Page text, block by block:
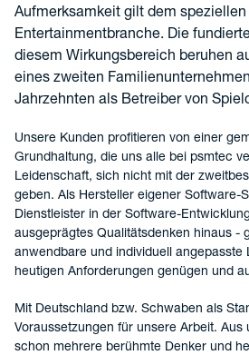
Aufmerksamkeit gilt dem
Entertainmentbranche. Die
diesem Wirkungsbereich beruhen
eines zweiten
Jahrzehnten als Betreiber von
Unsere Kunden profitieren von einer
Grundhaltung, die uns alle bei psmtec
Leidenschaft, sich nicht mit der
geben. Als Hersteller eigener Software-
Dienstleister in der Software-
ausgeprägtes Qualitätsdenken hinaus -
anwendbare und individuell angepasste
heutigen Anforderungen genügen und
Mit Deutschland bzw. Schwaben als
Voraussetzungen für unsere Arbeit. Aus
schon mehrere berühmte Denker und